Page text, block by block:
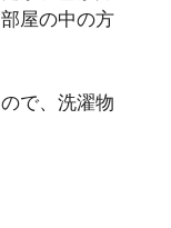
屋の中の方
で、洗濯物